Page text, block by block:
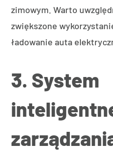
zimowym. Warto
zwiększone
ładowanie auta
3. System